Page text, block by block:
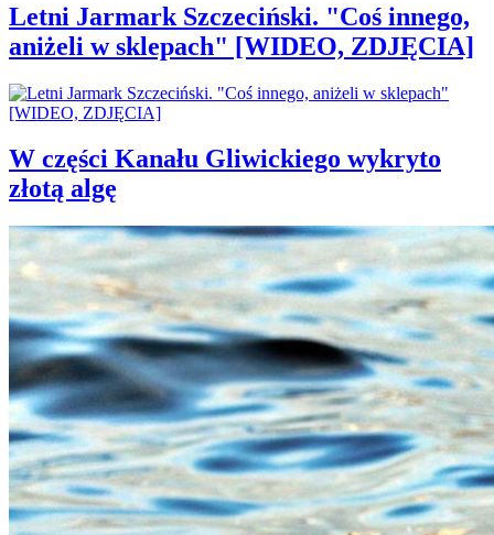
Letni Jarmark Szczeciński. "Coś innego,
aniżeli w sklepach" [WIDEO, ZDJĘCIA]
W części Kanału Gliwickiego wykryto
złotą algę